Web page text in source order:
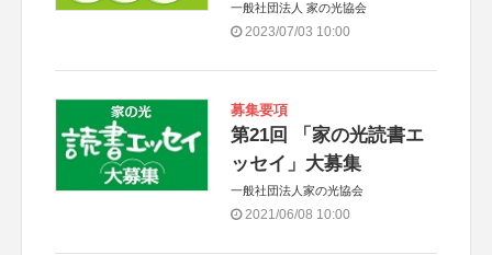
一般社団法人 家の光協会
2023/07/03 10:00
募集要項
第21回 「家の光読書エ
ッセイ」大募集
一般社団法人家の光協会
2021/06/08 10:00